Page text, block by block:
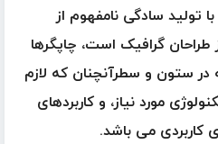
تولید سادگی نامفهوم از
گرافیک است، چاپگرها
در ستون و سطرآنچنان که لازم
مورد نیاز، و کاربردهای
کاربردی می باشد.